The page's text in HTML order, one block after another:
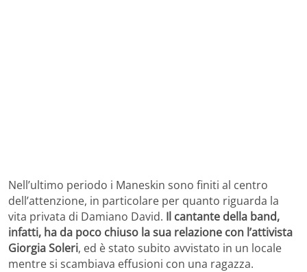
Nell’ultimo periodo i Maneskin sono finiti al centro
dell’attenzione, in particolare per quanto riguarda la
vita privata di Damiano David. Il cantante della band,
infatti, ha da poco chiuso la sua relazione con l’attivista
Giorgia Soleri, ed è stato subito avvistato in un locale
mentre si scambiava effusioni con una ragazza.